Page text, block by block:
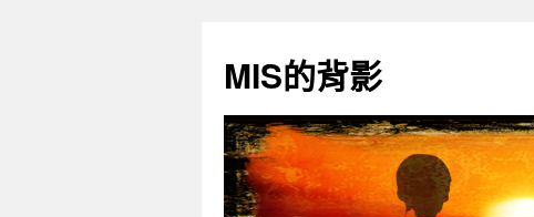
主
要
容
MIS的背影